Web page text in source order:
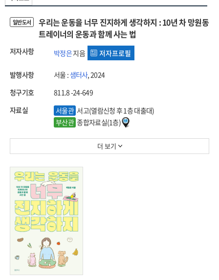
일반도서
우리는 운동을 너무 진지하게 생각하지 : 10년 차 망원동
트레이너의 운동과 함께 사는 법
저자사항 박정은지음 저자프로필
발행사항 서울 : 샘터사, 2024
청구기호
811.8 -24-649
자료실
서울관 서고(열람신청 후 1층 대출대)
부산관 종합자료실(1층)
더 보기